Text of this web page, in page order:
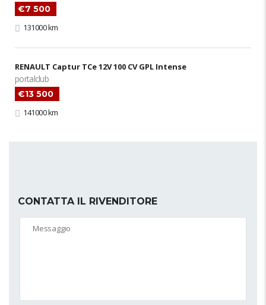
€7 500
131000 km
RENAULT Captur TCe 12V 100 CV GPL Intense
portalclub
€13 500
141000 km
CONTATTA IL RIVENDITORE